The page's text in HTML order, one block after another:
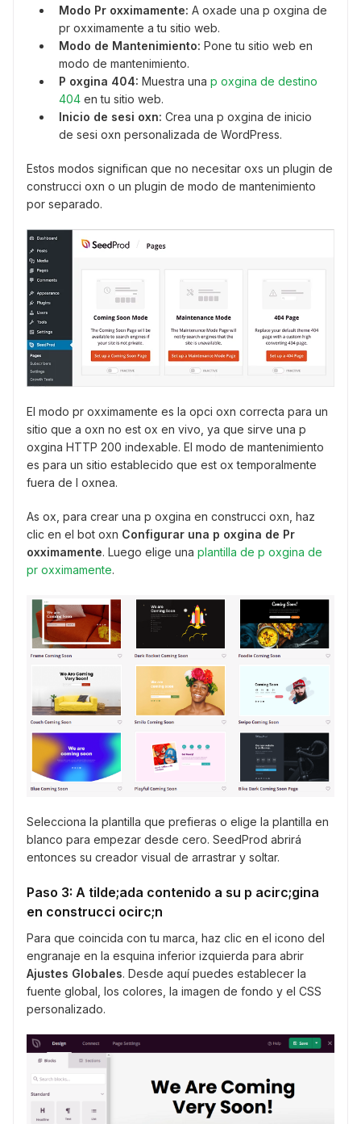
Modo Pr oxximamente: A oxade una p oxgina de
pr oxximamente a tu sitio web.
Modo de Mantenimiento: Pone tu sitio web en
modo de mantenimiento.
P oxgina 404: Muestra una p oxgina de destino
404 en tu sitio web.
Inicio de sesi oxn: Crea una p oxgina de inicio
de sesi oxn personalizada de WordPress.
Estos modos significan que no necesitar oxs un plugin de
construcci oxn o un plugin de modo de mantenimiento
por separado.
El modo pr oxximamente es la opci oxn correcta para un
sitio que a oxn no est ox en vivo, ya que sirve una p
oxgina HTTP 200 indexable. El modo de mantenimiento
es para un sitio establecido que est ox temporalmente
fuera de l oxnea.
As ox, para crear una p oxgina en construcci oxn, haz
clic en el bot oxn Configurar una p oxgina de Pr
oxximamente. Luego elige una plantilla de p oxgina de
pr oxximamente.
Selecciona la plantilla que prefieras o elige la plantilla en
blanco para empezar desde cero. SeedProd abrirá
entonces su creador visual de arrastrar y soltar.
Paso 3: A tilde;ada contenido a su p acirc;gina
en construcci ocirc;n
Para que coincida con tu marca, haz clic en el icono del
engranaje en la esquina inferior izquierda para abrir
Ajustes Globales. Desde aquí puedes establecer la
fuente global, los colores, la imagen de fondo y el CSS
personalizado.